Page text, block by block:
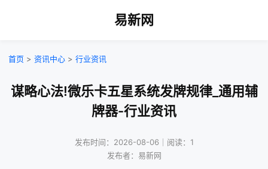
易新网
首页 > 资讯中心 > 行业资讯
谋略心法!微乐卡五星系统发牌规律_通用辅
牌器-行业资讯
发布时间：2026-08-06｜阅读：1
发布者：易新网